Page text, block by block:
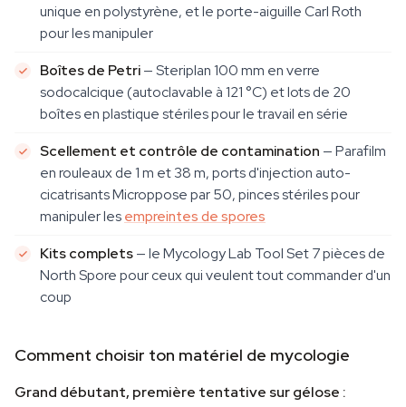
unique en polystyrène, et le porte-aiguille Carl Roth
pour les manipuler
Boîtes de Petri— Steriplan 100 mm en verre
sodocalcique (autoclavable à 121 °C) et lots de 20
boîtes en plastique stériles pour le travail en série
Scellement et contrôle de contamination — Parafilm
en rouleaux de 1 m et 38 m, ports d'injection auto-
cicatrisants Microppose par 50, pinces stériles pour
manipuler lesempreintes de spores
Kits complets— le Mycology Lab Tool Set 7 pièces de
North Spore pour ceux qui veulent tout commander d'un
coup
Comment choisir ton matériel de mycologie
Grand débutant, première tentative sur gélose :